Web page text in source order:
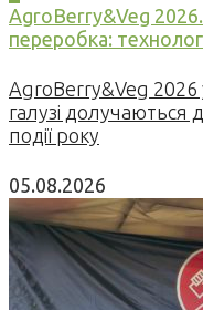
AgroBerry&Veg 2026.
переробка:
AgroBerry&Veg 2026
галузі долучаються
події року
05.08.2026